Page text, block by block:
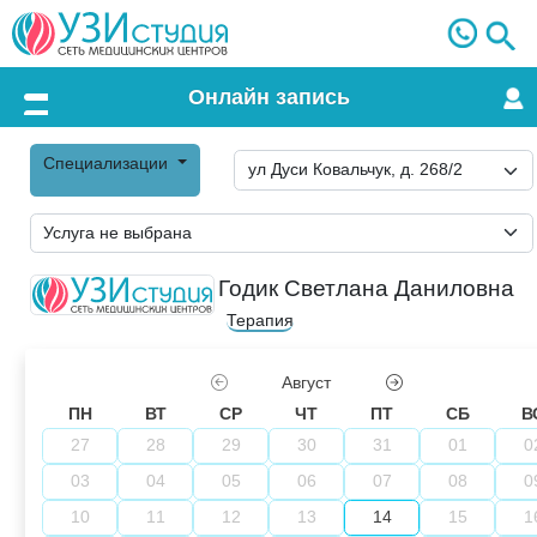
Меню
Онлайн запись
Специализации
Годик Светлана Даниловна
Терапия
Август
ПН
ВТ СР ЧТ ПТ СБ
27
28 29 30 31 01
03
04 05 06 07 08
10
11 12 13 14 15